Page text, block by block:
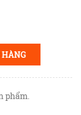
HÀNG
phẩm.